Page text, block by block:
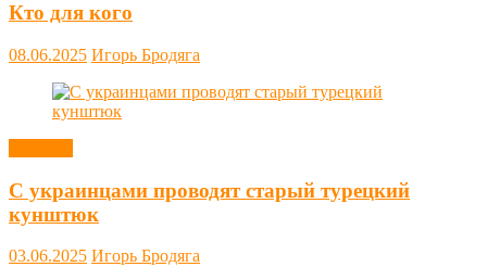
Кто для кого
08.06.2025 Игорь Бродяга
С украинцами проводят старый турецкий
кунштюк
03.06.2025 Игорь Бродяга